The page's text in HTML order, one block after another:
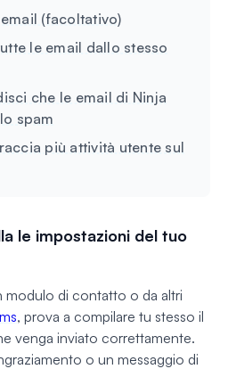
(facoltativo)
le email dallo stesso
che le email di Ninja
spam
più attività utente sul
le impostazioni del tuo
modulo di contatto o da altri
, prova a compilare tu stesso il
venga inviato correttamente.
o un messaggio di